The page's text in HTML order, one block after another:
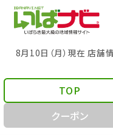
8月10日（月）現在 店
TOP
クーポン